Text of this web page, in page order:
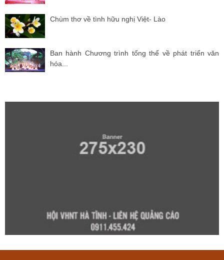
Chùm thơ về tình hữu nghị Việt- Lào
Ban hành Chương trình tổng thể về phát triển văn
hóa...